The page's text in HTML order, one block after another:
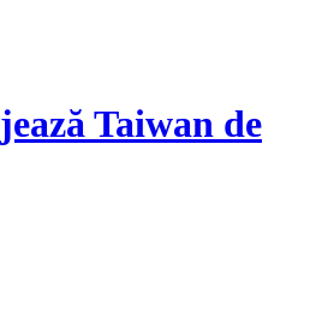
Taiwan de